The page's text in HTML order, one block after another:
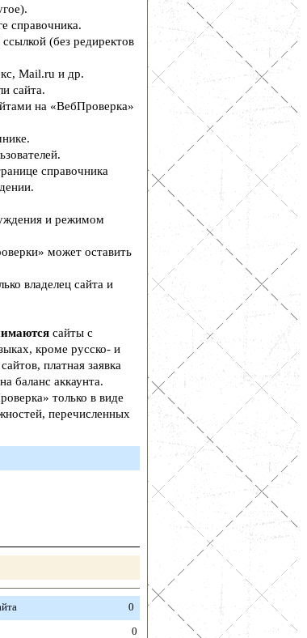
справочника.
(без редиректов
Mail.ru и др.
сайта.
на «ВебПроверка»
справочника
и режимом
может оставить
владелец сайта и
сайты с
кроме русско- и
платная заявка
баланс аккаунта.
только в виде
перечисленных
0
0